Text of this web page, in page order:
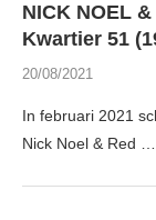
NICK NOEL
Kwartier 51
20/08/2021
In februari 2021
Nick Noel & Red …